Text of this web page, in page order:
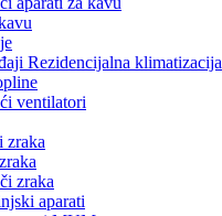
Rezidencijalna klimatizacija
ventilatori
zraka
zraka
aparati